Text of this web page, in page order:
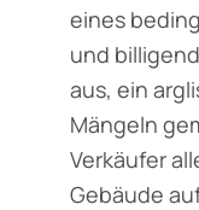
eines
und
aus, ein
Mängeln
Verkäufer
Gebäude